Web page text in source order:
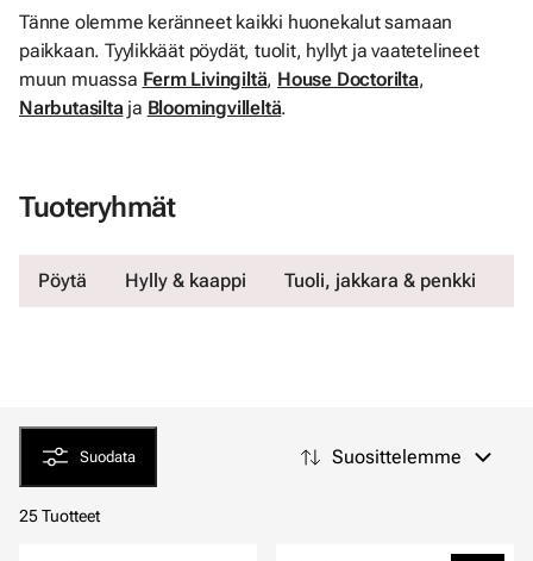
Tänne olemme keränneet kaikki huonekalut samaan
paikkaan. Tyylikkäät pöydät, tuolit, hyllyt ja vaatetelineet
muun muassa Ferm Livingiltä, House Doctorilta,
Narbutasiltaja Bloomingvilleltä.
Tuoteryhmät
Pöytä Hylly & kaappi Tuoli, jakkara & penkki
Suodata Suosittelemme
25 Tuotteet